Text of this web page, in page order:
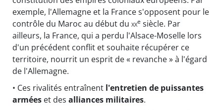
exemple, l'Allemagne et la France s'opposent pour le
contrôle du Maroc au début du xxe siècle. Par
ailleurs, la France, qui a perdu l'Alsace-Moselle lors
d'un précédent conflit et souhaite récupérer ce
territoire, nourrit un esprit de « revanche » à l'égard
de l'Allemagne.
• Ces rivalités entraînent l'entretien de puissantes
armées et des alliances militaires.